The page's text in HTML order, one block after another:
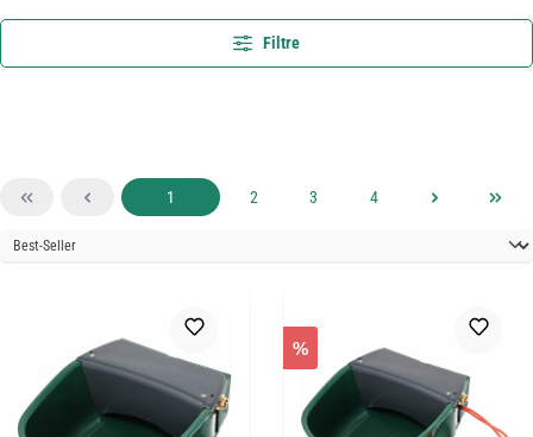
Filtre
Page
1 Page
2 Page
3 Page
4
%